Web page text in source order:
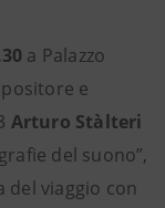
a Palazzo
e
Arturo Stàlteri
del suono”,
del viaggio con